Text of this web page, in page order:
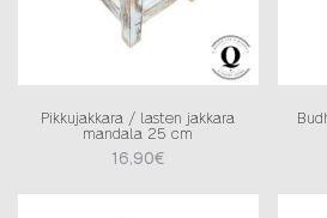
Pikkujakkara / lasten jakkara
mandala 25 cm
16,90€